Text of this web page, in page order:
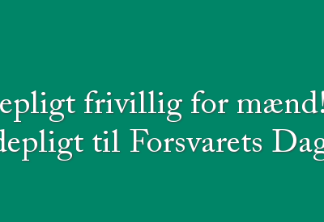
frivillig for
til Forsvarets